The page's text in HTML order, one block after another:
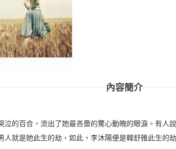
內容簡介
泣的百合，流出了她最吝嗇的驚心動魄的眼淚。有人
人就是她此生的劫，如此，李沐陽便是韓舒雅此生的劫